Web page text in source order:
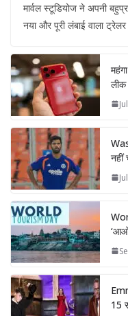
मार्वल स्टूडियोज ने अपनी
नया और पूरी लंबाई वाला
लीक
नहीं
15